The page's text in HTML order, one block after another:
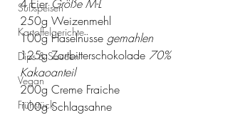
Süßspeisen
Kartoffelgerichte
Dips & Saucen
Vegan
Frühstück
4 Eier Größe M-L
250g Weizenmehl
100g Haselnüsse gemahlen
125g Zartbitterschokolade 70%
Kakaoanteil
200g Creme Fraiche
100g Schlagsahne